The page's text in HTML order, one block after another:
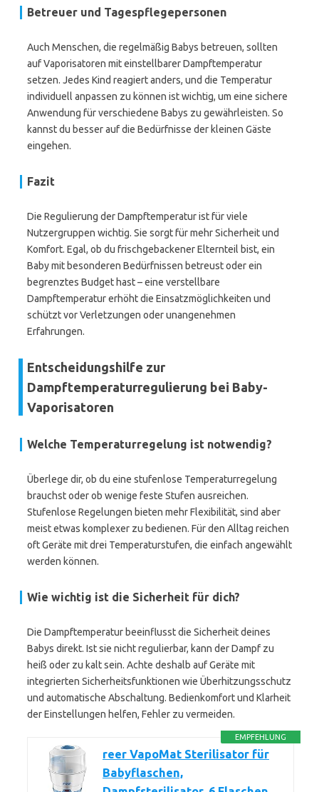
Betreuer und Tagespflegepersonen
Auch Menschen, die regelmäßig Babys betreuen, sollten
auf Vaporisatoren mit einstellbarer Dampftemperatur
setzen. Jedes Kind reagiert anders, und die Temperatur
individuell anpassen zu können ist wichtig, um eine sichere
Anwendung für verschiedene Babys zu gewährleisten. So
kannst du besser auf die Bedürfnisse der kleinen Gäste
eingehen.
Fazit
Die Regulierung der Dampftemperatur ist für viele
Nutzergruppen wichtig. Sie sorgt für mehr Sicherheit und
Komfort. Egal, ob du frischgebackener Elternteil bist, ein
Baby mit besonderen Bedürfnissen betreust oder ein
begrenztes Budget hast – eine verstellbare
Dampftemperatur erhöht die Einsatzmöglichkeiten und
schützt vor Verletzungen oder unangenehmen
Erfahrungen.
Entscheidungshilfe zur
Dampftemperaturregulierung bei Baby-
Vaporisatoren
Welche Temperaturregelung ist notwendig?
Überlege dir, ob du eine stufenlose Temperaturregelung
brauchst oder ob wenige feste Stufen ausreichen.
Stufenlose Regelungen bieten mehr Flexibilität, sind aber
meist etwas komplexer zu bedienen. Für den Alltag reichen
oft Geräte mit drei Temperaturstufen, die einfach angewählt
werden können.
Wie wichtig ist die Sicherheit für dich?
Die Dampftemperatur beeinflusst die Sicherheit deines
Babys direkt. Ist sie nicht regulierbar, kann der Dampf zu
heiß oder zu kalt sein. Achte deshalb auf Geräte mit
integrierten Sicherheitsfunktionen wie Überhitzungsschutz
und automatische Abschaltung. Bedienkomfort und Klarheit
der Einstellungen helfen, Fehler zu vermeiden.
EMPFEHLUNG
reer VapoMat Sterilisator für
Babyflaschen,